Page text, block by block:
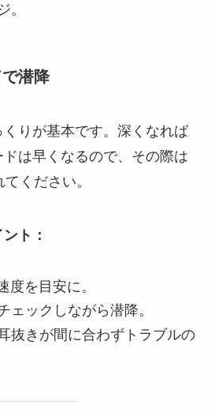
。
潜降
りが基本です。深くなれば
は早くなるので、その際は
ください。
ト：
度を目安に。
ェックしながら潜降。
抜きが間に合わずトラブルの